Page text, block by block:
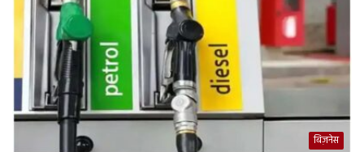
बिज़नेस